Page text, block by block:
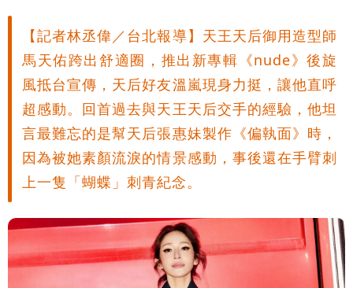
【記者林丞偉／台北報導】天王天后御用造型師
馬天佑跨出舒適圈，推出新專輯《nude》後旋
風抵台宣傳，天后好友溫嵐現身力挺，讓他直呼
超感動。回首過去與天王天后交手的經驗，他坦
言最難忘的是幫天后張惠妹製作《偏執面》時，
因為被她素顏流淚的情景感動，事後還在手臂刺
上一隻「蝴蝶」刺青紀念。